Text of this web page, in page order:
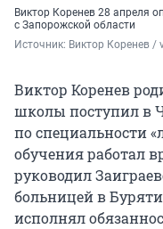
Виктор Коренев 28 апреля
с Запорожской области
Источник: Виктор Коренев /
Виктор Коренев
школы поступил в
по специальности
обучения работал
руководил
больницей в
исполнял